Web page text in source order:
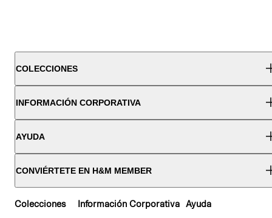
COLECCIONES
INFORMACIÓN CORPORATIVA
AYUDA
CONVIÉRTETE EN H&M MEMBER
Colecciones Información Corporativa Ayuda